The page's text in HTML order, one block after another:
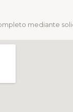
mediante